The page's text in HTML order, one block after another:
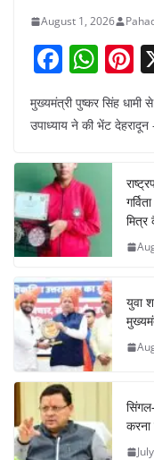
August 1, 2026
F
a
c
b
o
o
k
W
h
at
A
p
p
nt
e
मुख्यमंत्री पुष्कर सिंह धामी
उपाध्याय ने की भेंट
युवा
करना